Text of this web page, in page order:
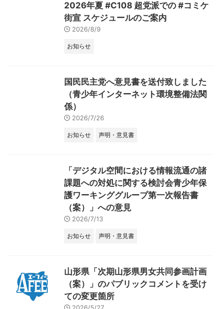
2026年夏 #C108 超党派での #コミケ
街宣 スケジュールのご案内
2026/8/9
お知らせ
国民民主党へ意見書を送付致しました
（青少年インターネット環境整備法関
係）
2026/7/26
お知らせ 声明・意見書
「デジタル空間における情報流通の諸
課題への対処に関する検討会青少年保
護ワーキンググループ第一次報告書
（案）」への意見
2026/7/13
お知らせ 声明・意見書
山形県「次期山形県男女共同参画計画
（案）」のパブリックコメントを受け
ての変更箇所